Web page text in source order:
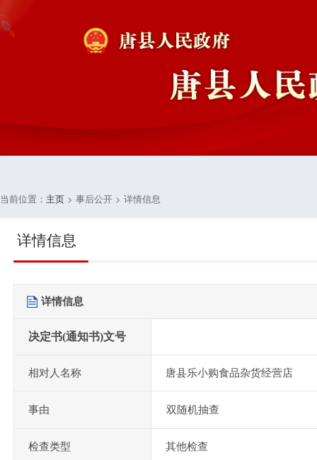
当前位置： 主页 > 事后公开 > 详情信息
详情信息
详情信息
决定书(通知书)文号
相对人名称 唐县乐小购食品杂货经营店
事由 双随机抽查
检查类型 其他检查